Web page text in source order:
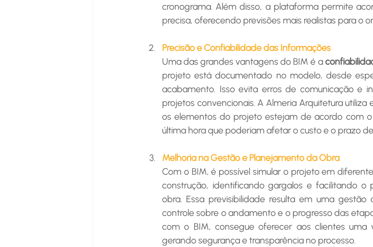
cronograma. Além disso, a plataforma permite
precisa, oferecendo previsões mais realistas para o
Precisão e Confiabilidade das Informações
Uma das grandes vantagens do BIM é a
projeto está documentado no modelo, desde
acabamento. Isso evita erros de comunicação e
projetos convencionais. A Almeria Arquitetura
os elementos do projeto estejam de acordo com
última hora que poderiam afetar o custo e o prazo
Melhoria na Gestão e Planejamento da Obra
Com o BIM, é possível simular o projeto em
construção, identificando gargalos e facilitando
obra. Essa previsibilidade resulta em uma
controle sobre o andamento e o progresso das
com o BIM, consegue oferecer aos clientes
gerando segurança e transparência no processo.